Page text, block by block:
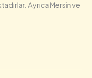
Ayrıca Mersin ve